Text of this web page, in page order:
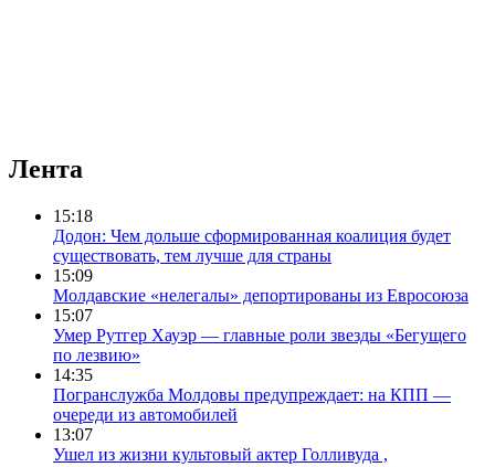
Лента
15:18
Додон: Чем дольше сформированная коалиция будет
существовать, тем лучше для страны
15:09
Молдавские «нелегалы» депортированы из Евросоюза
15:07
Умер Рутгер Хауэр — главные роли звезды «Бегущего
по лезвию»
14:35
Погранслужба Молдовы предупреждает: на КПП —
очереди из автомобилей
13:07
Ушел из жизни культовый актер Голливуда ,